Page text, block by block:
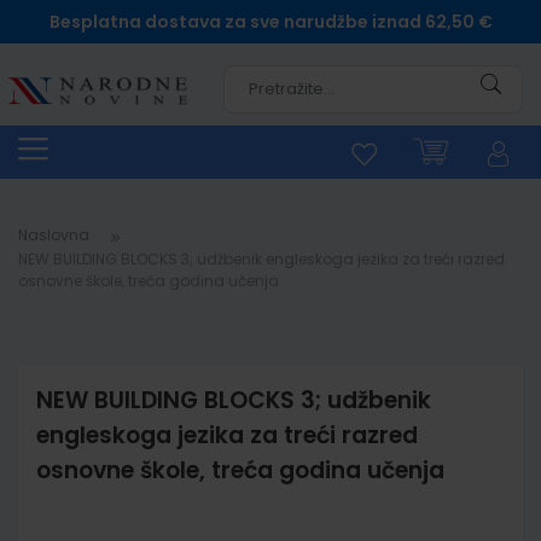
Besplatna dostava za sve narudžbe iznad 62,50 €
Naslovna
NEW BUILDING BLOCKS 3; udžbenik
engleskoga jezika za treći razred
osnovne škole, treća godina učenja